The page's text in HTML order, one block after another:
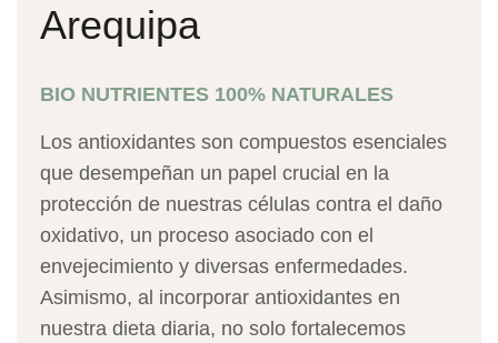
Arequipa
BIO NUTRIENTES 100% NATURALES
Los antioxidantes son compuestos esenciales
que desempeñan un papel crucial en la
protección de nuestras células contra el daño
oxidativo, un proceso asociado con el
envejecimiento y diversas enfermedades.
Asimismo, al incorporar antioxidantes en
nuestra dieta diaria, no solo fortalecemos